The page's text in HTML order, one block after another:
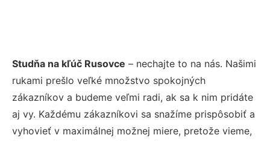
Studňa na kľúč Rusovce – nechajte to na nás. Našimi
rukami prešlo veľké množstvo spokojných
zákazníkov a budeme veľmi radi, ak sa k nim pridáte
aj vy. Každému zákazníkovi sa snažíme prispôsobiť a
vyhovieť v maximálnej možnej miere, pretože vieme,